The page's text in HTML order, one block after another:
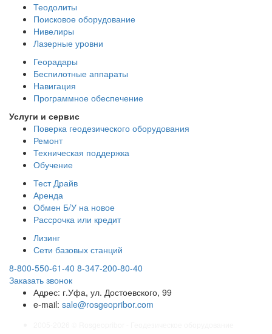
Теодолиты
Поисковое оборудование
Нивелиры
Лазерные уровни
Георадары
Беспилотные аппараты
Навигация
Программное обеспечение
Услуги и сервис
Поверка геодезического оборудования
Ремонт
Техническая поддержка
Обучение
Тест Драйв
Аренда
Обмен Б/У на новое
Рассрочка или кредит
Лизинг
Сети базовых станций
8-800-550-61-40 8-347-200-80-40
Заказать звонок
Адрес: г.Уфа, ул. Достоевского, 99
e-mail: sale@rosgeopribor.com